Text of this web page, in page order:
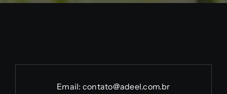
Email: contato@adeel.com.br